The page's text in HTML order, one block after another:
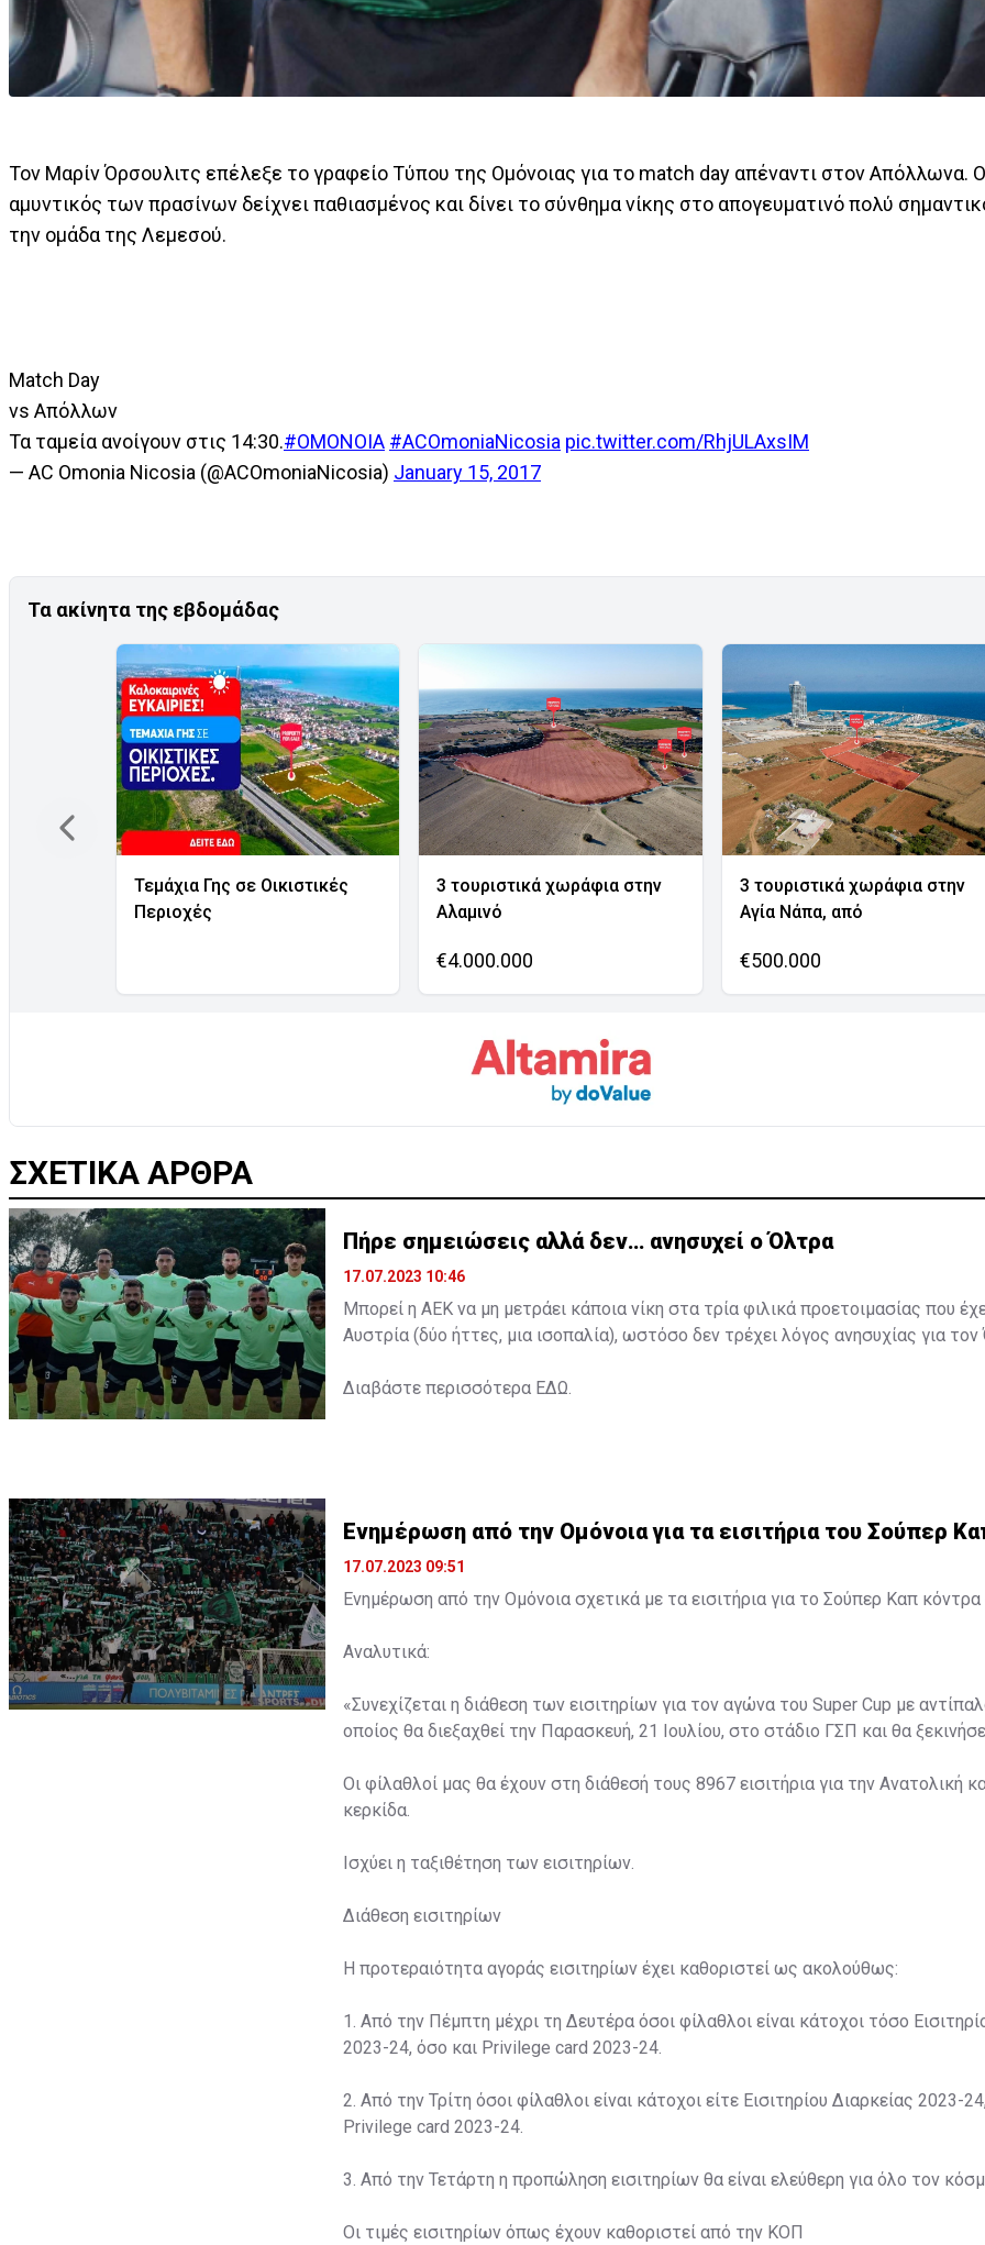
Τον Μαρίν Όρσουλιτς επέλεξε το γραφείο Τύπου της Ομόνοιας για το match day απέναντι στον Απόλλωνα.
αμυντικός των πρασίνων δείχνει παθιασμένος και δίνει το σύνθημα νίκης στο απογευματινό πολύ
την ομάδα της Λεμεσού.
Match Day
vs Απόλλων
Τα ταμεία ανοίγουν στις 14:30.#OMONOIA #ACOmoniaNicosia pic.twitter.com/RhjULAxsIM
— AC Omonia Nicosia (@ACOmoniaNicosia) January 15, 2017
Τα ακίνητα της εβδομάδας
Τεμάχια Γης σε Οικιστικές
Περιοχές
3 τουριστικά χωράφια στην
Αλαμινό
€4.000.000
3 τουριστικά χωράφια στην
Αγία Νάπα, από
€500.000
ΣΧΕΤΙΚΑ ΑΡΘΡΑ
Πήρε σημειώσεις αλλά δεν… ανησυχεί ο Όλτρα
17.07.2023 10:46
Μπορεί η ΑΕΚ να μη μετράει κάποια νίκη στα τρία φιλικά προετοιμασίας που
Αυστρία (δύο ήττες, μια ισοπαλία), ωστόσο δεν τρέχει λόγος ανησυχίας για τον
Διαβάστε περισσότερα ΕΔΩ
Ενημέρωση από την Ομόνοια για τα εισιτήρια του Σούπερ
17.07.2023 09:51
Ενημέρωση από την Ομόνοια σχετικά με τα εισιτήρια για το Σούπερ Καπ κόντρα
Αναλυτικά:
«Συνεχίζεται η διάθεση των εισιτηρίων για τον αγώνα του Super Cup με
οποίος θα διεξαχθεί την Παρασκευή, 21 Ιουλίου, στο στάδιο ΓΣΠ και θα
Οι φίλαθλοί μας θα έχουν στη διάθεσή τους 8967 εισιτήρια για την Ανατολική
κερκίδα.
Ισχύει η ταξιθέτηση των εισιτηρίων.
Διάθεση εισιτηρίων
Η προτεραιότητα αγοράς εισιτηρίων έχει καθοριστεί ως ακολούθως:
1. Από την Πέμπτη μέχρι τη Δευτέρα όσοι φίλαθλοι είναι κάτοχοι τόσο
2023-24, όσο και Privilege card 2023-24.
2. Από την Τρίτη όσοι φίλαθλοι είναι κάτοχοι είτε Εισιτηρίου Διαρκείας 2023-
Privilege card 2023-24.
3. Από την Τετάρτη η προπώληση εισιτηρίων θα είναι ελεύθερη για όλο τον
Οι τιμές εισιτηρίων όπως έχουν καθοριστεί από την ΚΟΠ